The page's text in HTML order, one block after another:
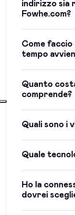
indirizzo sia
Fowhe.com?
Come faccio
tempo
Quanto
comprende?
Quali sono i
Quale
Ho la
dovrei